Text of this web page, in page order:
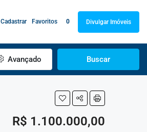
Cadastrar Favoritos 0 Divulgar Imóveis
Avançado Buscar
R$ 1.100.000,00